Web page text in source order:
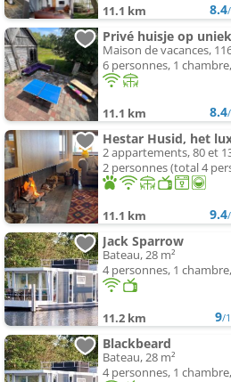
11.1 km 8.4
Privé huisje op
Maison de vacances,
6 personnes, 1
11.1 km 8.4
Hestar Husid, het
2 appartements, 80 et
2 personnes (total 4
11.1 km 9.4
Jack Sparrow
Bateau, 28 m²
4 personnes, 1
11.2 km 9/
Blackbeard
Bateau, 28 m²
4 personnes, 1